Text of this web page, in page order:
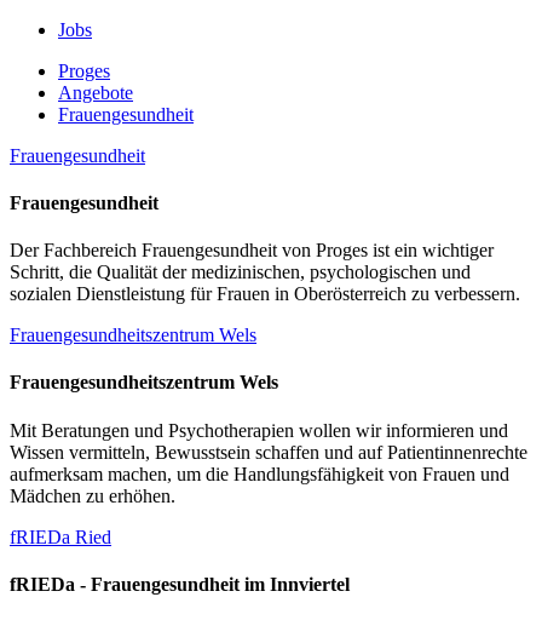
Jobs
Proges
Angebote
Frauengesundheit
Frauengesundheit
Frauengesundheit
Der Fachbereich Frauengesundheit von Proges ist ein wichtiger
Schritt, die Qualität der medizinischen, psychologischen und
sozialen Dienstleistung für Frauen in Oberösterreich zu verbessern.
Frauengesundheitszentrum Wels
Frauengesundheitszentrum Wels
Mit Beratungen und Psychotherapien wollen wir informieren und
Wissen vermitteln, Bewusstsein schaffen und auf Patientinnenrechte
aufmerksam machen, um die Handlungsfähigkeit von Frauen und
Mädchen zu erhöhen.
fRIEDa Ried
fRIEDa - Frauengesundheit im Innviertel